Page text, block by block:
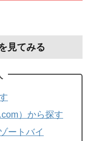
見てみる
）から探す
ートバイ